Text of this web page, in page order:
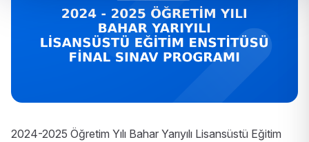
2024-2025 Öğretim Yılı Bahar Yarıyılı Lisansüstü Eğitim